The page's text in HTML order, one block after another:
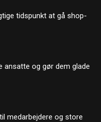
tidspunkt at gå shop-
ansatte og gør dem glade
medarbejdere og store